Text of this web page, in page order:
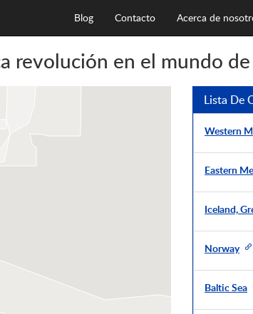
Acerca de
Contacto
Blog
revolución en el mundo
Lista De
Western
Eastern
Iceland,
Norway
Baltic Sea